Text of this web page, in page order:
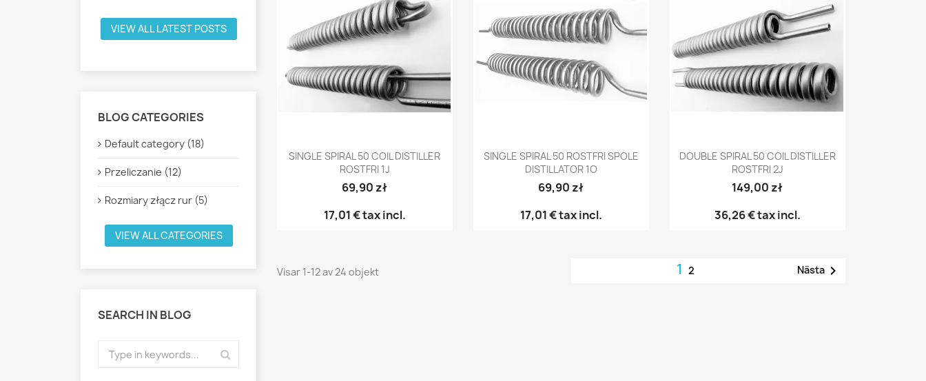
VIEW ALL LATEST POSTS
BLOG CATEGORIES
Default category (18)
Przeliczanie (12)
Rozmiary złącz rur (5)
VIEW ALL CATEGORIES
SEARCH IN BLOG
Snabbvy
SINGLE SPIRAL 50 COIL DISTILLER
ROSTFRI 1J
69,90 zł
17,01 €tax incl.
Snabbvy
SINGLE SPIRAL 50 ROSTFRI SPOLE
DISTILLATOR 1O
69,90 zł
17,01 €tax incl.
Snabbvy
DOUBLE SPIRAL 50 COIL DISTILLER
ROSTFRI 2J
149,00 zł
36,26 €tax incl.
Visar 1-12 av 24 objekt 12 Nästa